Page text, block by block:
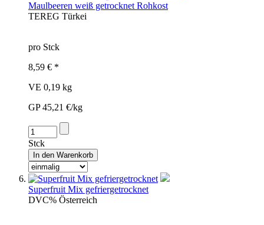
Maulbeeren weiß getrocknet Rohkost
TEREG Türkei
pro Stck
8,59 € *
VE 0,19 kg
GP 45,21 €/kg
Stck
Superfruit Mix gefriergetrocknet
DVC% Österreich